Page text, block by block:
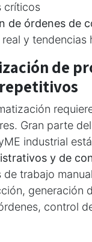
críticos
de órdenes de
real y tendencias
de
Gran parte
industrial
y de
de trabajo
generación
control